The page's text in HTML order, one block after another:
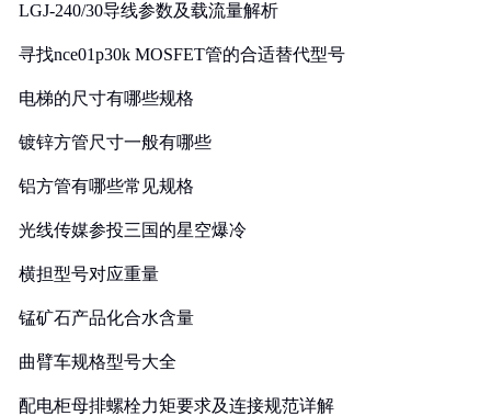
LGJ-240/30导线参数及载流量解析
寻找nce01p30k MOSFET管的合适替代型号
电梯的尺寸有哪些规格
镀锌方管尺寸一般有哪些
铝方管有哪些常见规格
光线传媒参投三国的星空爆冷
横担型号对应重量
锰矿石产品化合水含量
曲臂车规格型号大全
配电柜母排螺栓力矩要求及连接规范详解